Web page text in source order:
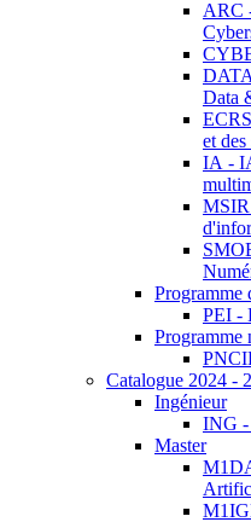
ARC
Data
et
IA -
MSIR
Programme
PEI -
Programme
Catalogue 2024 -
Ingénieur
ING -
Master